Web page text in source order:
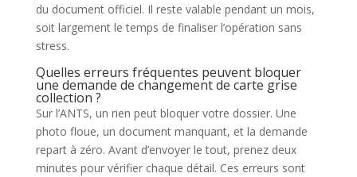
du document officiel. Il reste valable pendant un mois,
soit largement le temps de finaliser l’opération sans
stress.
Quelles erreurs fréquentes peuvent bloquer
une demande de changement de carte grise
collection ?
Sur l’ANTS, un rien peut bloquer votre dossier. Une
photo floue, un document manquant, et la demande
repart à zéro. Avant d’envoyer le tout, prenez deux
minutes pour vérifier chaque détail. Ces erreurs sont